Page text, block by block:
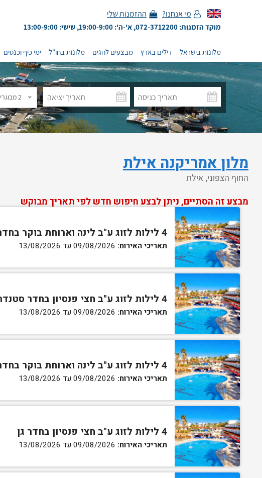
מי אנחנו? ההזמנות שלי
מוקד הזמנות: 072-3712200, א'-ה': 19:00-9:00, שישי: 13:00-9:00
מלונות בישראל דילים בארץ מבצעים לחגים מלונות בחו"ל ימי כיף וכנסים
2 מבוגרים
מלון אמריקנה אילת
החוף הצפוני, אילת
מבצע זה הסתיים, ניתן לבצע חיפוש חדש לפי תאריך מבוקש
4 לילות לזוג ע"ב לינה וארוחת בוקר בחדר סטנדרט
תאריכי האירוח:
4 לילות לזוג ע"ב חצי פנסיון בחדר סטנדרט
תאריכי האירוח:
4 לילות לזוג ע"ב לינה וארוחת בוקר בחדר גן
תאריכי האירוח:
4 לילות לזוג ע"ב חצי פנסיון בחדר גן
תאריכי האירוח: